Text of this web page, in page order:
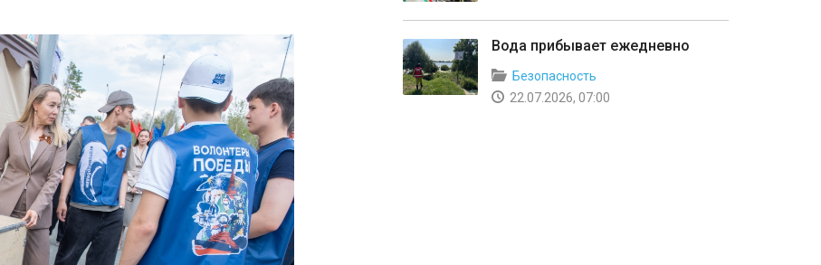
Вода прибывает ежедневно
Безопасность
22.07.2026, 07:00